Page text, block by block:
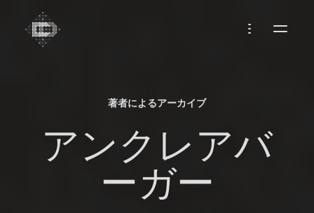
著者によるアーカイブ
アンクレアバ
ーガー